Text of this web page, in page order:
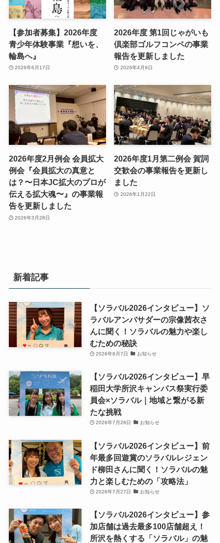
【参加者募集】2026年度
青少年体験事業『想いを、
輪島へ』
2026年6月17日
2026年度 第1回じゃがいも
倶楽部ゴルフコンペの事業
報告を更新しました
2026年4月9日
2026年度2月例会 会員拡大
例会『会員拡大の真意と
は？〜日本JC拡大のプロが
伝える拡大魂〜』の事業報
告を更新しました
2026年3月28日
2026年度1月第二例会 賀詞
交歓会の事業報告を更新し
ました
2026年1月22日
新着記事
【ソラバル2026インタビュー】ソ
ラバルアンバサダーの宗像茜衣さ
んに聞く！ソラバルの魅力や楽し
むための秘訣
2026年8月7日 お知らせ
【ソラバル2026インタビュー】早
稲田大学所沢キャンパス祭実行委
員会×ソラバル｜地域と繋がる新
たな挑戦
2026年7月28日 お知らせ
【ソラバル2026インタビュー】前
年最多回遊賞のソラバルレジェン
ド柳田さんに聞く！ソラバルの魅
力と楽しむための「攻略法」
2026年7月27日 お知らせ
【ソラバル2026インタビュー】参
加店舗は過去最多100店舗超え！
所沢を熱くする「ソラバル」の魅